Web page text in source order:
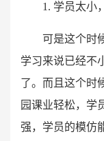
1. 学员太小
可是这个时
学习来说已经不
了。而且这个时
园课业轻松，学
强，学员的模仿